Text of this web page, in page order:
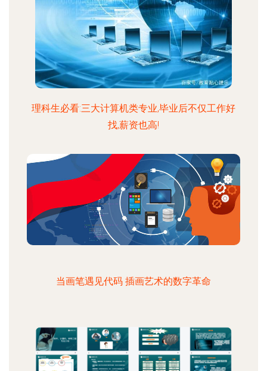
理科生必看:三大计算机类专业,毕业后不仅工作好
找,薪资也高!
当画笔遇见代码 插画艺术的数字革命